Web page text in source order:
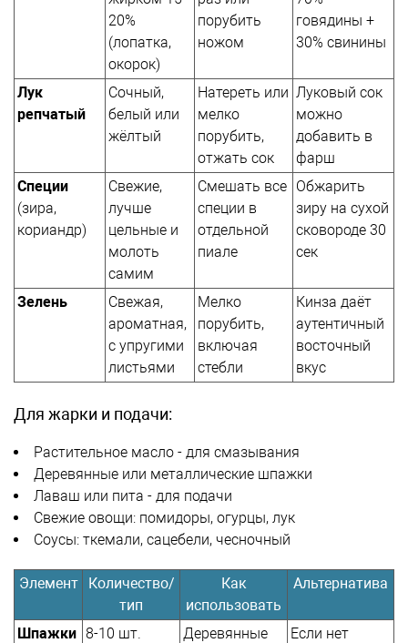
20%
(лопатка,
окорок)
порубить
ножом
говядины +
30% свинины
Лук
репчатый
Сочный,
белый или
жёлтый
Натереть или
мелко
порубить,
отжать сок
Луковый сок
можно
добавить в
фарш
Специи
(зира,
кориандр)
Свежие,
лучше
цельные и
молоть
самим
Смешать все
специи в
отдельной
пиале
Обжарить
зиру на сухой
сковороде 30
сек
Зелень
Свежая,
ароматная,
с упругими
листьями
Мелко
порубить,
включая
стебли
Кинза даёт
аутентичный
восточный
вкус
Для жарки и подачи:
Растительное масло - для смазывания
Деревянные или металлические шпажки
Лаваш или пита - для подачи
Свежие овощи: помидоры, огурцы, лук
Соусы: ткемали, сацебели, чесночный
Элемент
Количество/
тип
Как
использовать
Альтернатива
Шпажки 8-10 шт.
Деревянные
Если нет